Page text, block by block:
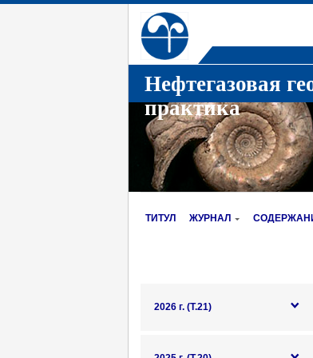
Нефтегазовая
практика
ТИТУЛ ЖУРНАЛ
2026 г. (Т.21)